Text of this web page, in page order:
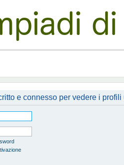
e connesso per vedere i profili